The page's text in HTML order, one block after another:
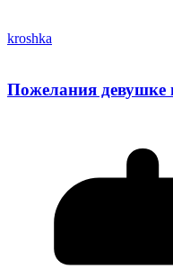
kroshka
Пожелания